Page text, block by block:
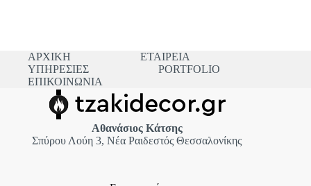
ΑΡΧΙΚΗ
ΕΤΑΙΡΕΙΑ
ΥΠΗΡΕΣΙΕΣ
PORTFOLIO
ΕΠΙΚΟΙΝΩΝΙΑ
Αθανάσιος Κάτσης
Σπύρου Λούη 3, Νέα Ραιδεστός Θεσσαλονίκης